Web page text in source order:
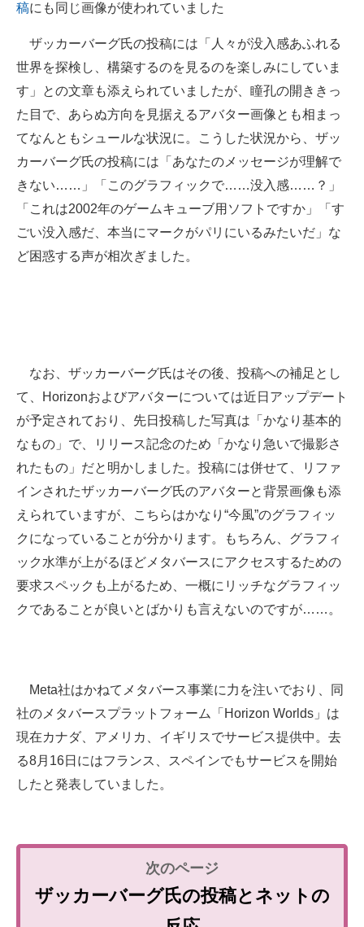
稿にも同じ画像が使われていました
ザッカーバーグ氏の投稿には「人々が没入感あふれる
世界を探検し、構築するのを見るのを楽しみにしていま
す」との文章も添えられていましたが、瞳孔の開ききっ
た目で、あらぬ方向を見据えるアバター画像とも相まっ
てなんともシュールな状況に。こうした状況から、ザッ
カーバーグ氏の投稿には「あなたのメッセージが理解で
きない……」「このグラフィックで……没入感……？」
「これは2002年のゲームキューブ用ソフトですか」「す
ごい没入感だ、本当にマークがパリにいるみたいだ」な
ど困惑する声が相次ぎました。
なお、ザッカーバーグ氏はその後、投稿への補足とし
て、Horizonおよびアバターについては近日アップデート
が予定されており、先日投稿した写真は「かなり基本的
なもの」で、リリース記念のため「かなり急いで撮影さ
れたもの」だと明かしました。投稿には併せて、リファ
インされたザッカーバーグ氏のアバターと背景画像も添
えられていますが、こちらはかなり“今風”のグラフィッ
クになっていることが分かります。もちろん、グラフィ
ック水準が上がるほどメタバースにアクセスするための
要求スペックも上がるため、一概にリッチなグラフィッ
クであることが良いとばかりも言えないのですが……。
Meta社はかねてメタバース事業に力を注いでおり、同
社のメタバースプラットフォーム「Horizon Worlds」は
現在カナダ、アメリカ、イギリスでサービス提供中。去
る8月16日にはフランス、スペインでもサービスを開始
したと発表していました。
ザッカーバーグ氏の投稿とネットの